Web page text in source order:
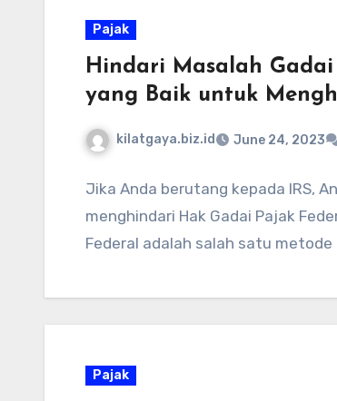
Pajak
Hindari Masalah Gadai
yang Baik untuk
kilatgaya.biz.id June 24, 2023
Jika Anda berutang kepada IRS,
menghindari Hak Gadai Pajak
Federal adalah salah satu metode
Pajak